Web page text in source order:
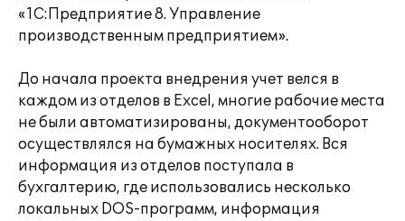
«1С:Предприятие 8. Управление
производственным предприятием».
До начала проекта внедрения учет велся в
каждом из отделов в Excel, многие рабочие места
не были автоматизированы, документооборот
осуществлялся на бумажных носителях. Вся
информация из отделов поступала в
бухгалтерию, где использовались несколько
локальных DOS-программ, информация